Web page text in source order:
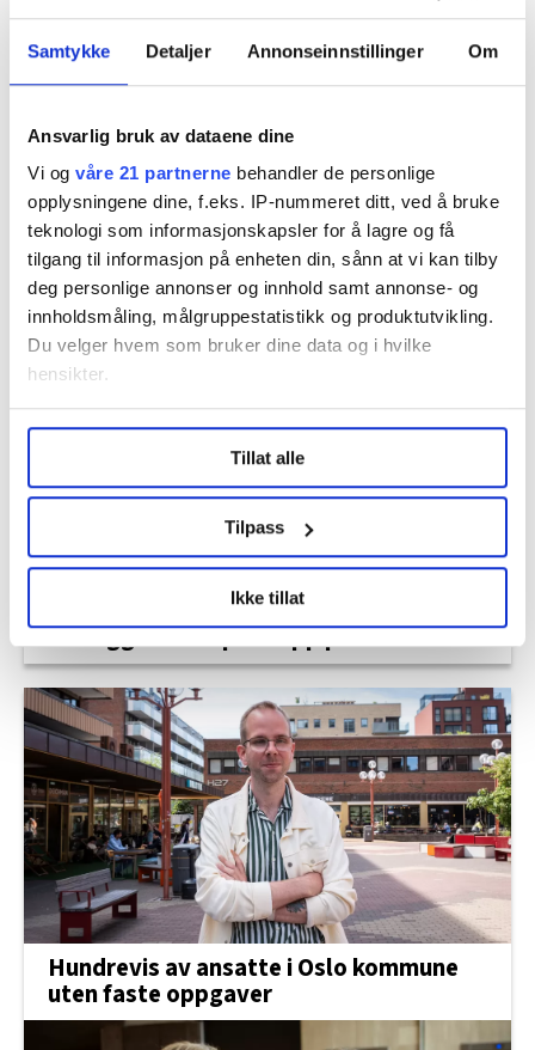
Samtykke Detaljer Annonseinnstillinger Om
Ansvarlig bruk av dataene dine
Vi og våre 21 partnerne behandler de personlige
opplysningene dine, f.eks. IP-nummeret ditt, ved å bruke
teknologi som informasjonskapsler for å lagre og få
tilgang til informasjon på enheten din, sånn at vi kan tilby
deg personlige annonser og innhold samt annonse- og
innholdsmåling, målgruppestatistikk og produktutvikling.
Du velger hvem som bruker dine data og i hvilke
hensikter.
Undermer infokan du lese om hvordan dine personlige
data behandles og hvordan du kan velge hvordan de skal
brukes. Du kan hele tiden endre eller trekke tilbake ditt
samtykke fra erklæringen om informasjonskapsler.
LO Medias publikasjoner frifagbevegelse.no, hk-nytt.no
og fontene.no bruker informasjonskapsler (cookies) for å
lære hvordan våre nettsider blir brukt slik at vi tilby
relevant innhold, tilpassede annonser og utarbeide
statistikk.
Vi deler bare informasjon om hvordan du bruker
nettstedet med LO Medias egne samarbeidspartnere
innenfor analyse og annonsering. Disse er angitt i
oversikten lengre ned på denne siden.
Tillat alle
Tilpass
Ikke tillat
folk som jobber
Seks flyplasser kan bli rammet av streik
neste uke
Det ligger an til prishopp på drivstoff
Hundrevis av ansatte i Oslo kommune
uten faste oppgaver